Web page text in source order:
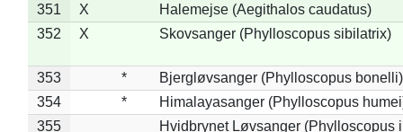
351
X
Halemejse (Aegithalos caudatus)
352
X Skovsanger (Phylloscopus sibilatrix)
353 *
Bjergløvsanger (Phylloscopus bonelli)
354
*
Himalayasanger (Phylloscopus
355
Hvidbrynet Løvsanger (Phylloscopus